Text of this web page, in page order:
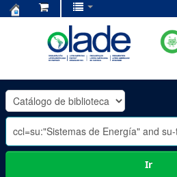
OLADE
-
Ir